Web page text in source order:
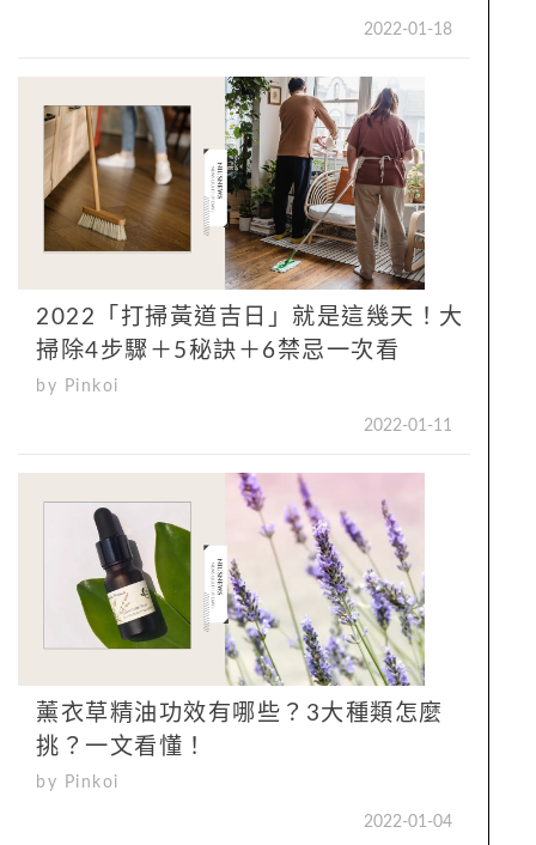
2022-01-18
2022「打掃黃道吉日」就是這幾天！大
掃除4步驟＋5秘訣＋6禁忌一次看
by Pinkoi
2022-01-11
薰衣草精油功效有哪些？3大種類怎麼
挑？一文看懂！
by Pinkoi
2022-01-04